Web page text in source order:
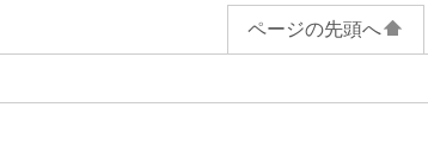
ページの先頭へ